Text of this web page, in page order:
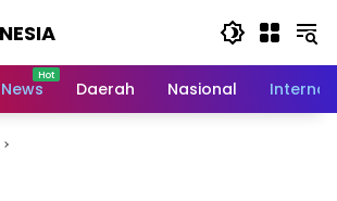
Daerah Nasional